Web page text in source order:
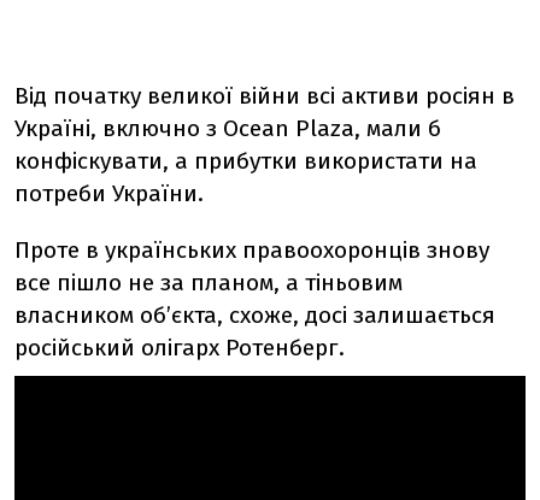
Від початку великої війни всі активи росіян в
Україні, включно з Ocean Plaza, мали б
конфіскувати, а прибутки використати на
потреби України.
Проте в українських правоохоронців знову
все пішло не за планом, а тіньовим
власником обʼєкта, схоже, досі залишається
російський олігарх Ротенберг.